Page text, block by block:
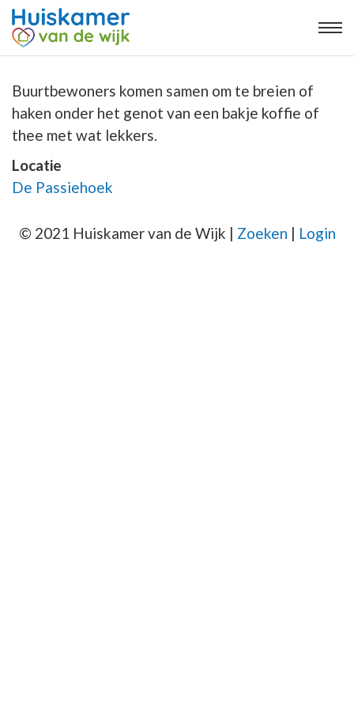
Buurtbewoners komen samen om te breien of
haken onder het genot van een bakje koffie of
thee met wat lekkers.
Locatie
De Passiehoek
© 2021 Huiskamer van de Wijk | Zoeken | Login